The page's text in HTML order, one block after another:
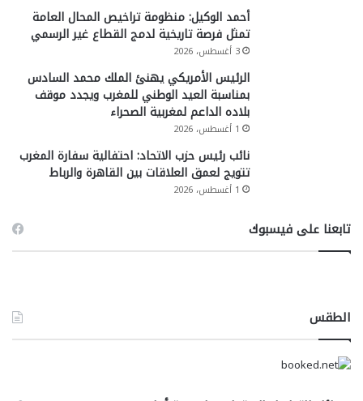
أحمد الوكيل: منظومة تراخيص المحال العامة
تمثل فرصة تاريخية لدمج القطاع غير الرسمي
3 أغسطس، 2026
الرئيس الأمريكي يهنئ الملك محمد السادس
بمناسبة العيد الوطني للمغرب ويجدد موقف
بلاده الداعم لمغربية الصحراء
1 أغسطس، 2026
نائب رئيس حزب الاتحاد: احتفالية سفارة المغرب
تتويج لعمق العلاقات بين القاهرة والرباط
1 أغسطس، 2026
تابعنا على فيسبوك
الطقس